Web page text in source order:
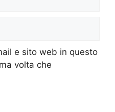
e sito web in questo
volta che